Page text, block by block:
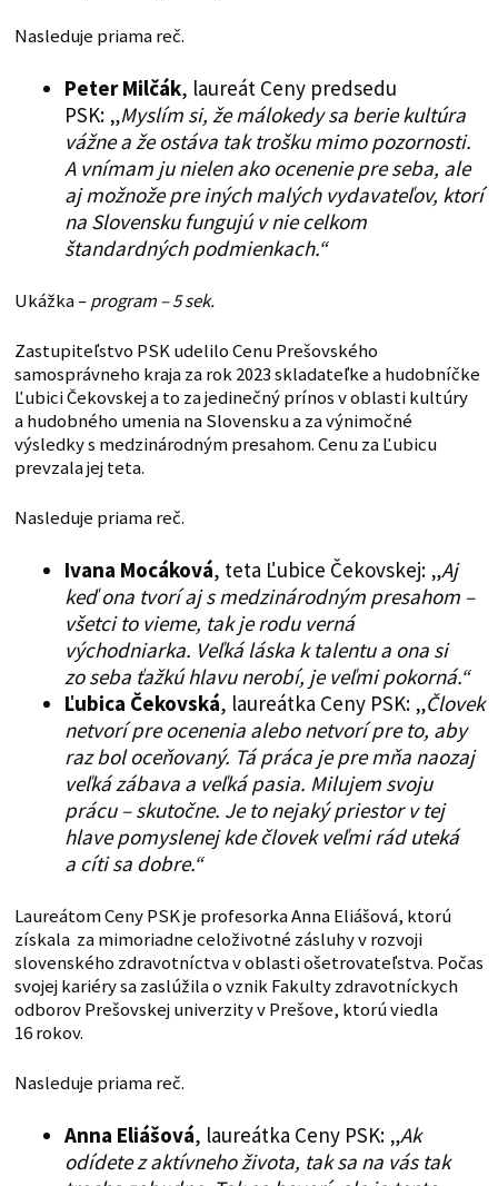
Nasleduje priama reč.
Peter Milčák, laureát Ceny predsedu
PSK: „Myslím si, že málokedy sa berie kultúra
vážne a že ostáva tak trošku mimo pozornosti.
A vnímam ju nielen ako ocenenie pre seba, ale
aj možnože pre iných malých vydavateľov, ktorí
na Slovensku fungujú v nie celkom
štandardných podmienkach.“
Ukážka –program – 5 sek.
Zastupiteľstvo PSK udelilo Cenu Prešovského
samosprávneho kraja za rok 2023 skladateľke a hudobníčke
Ľubici Čekovskej a to za jedinečný prínos v oblasti kultúry
a hudobného umenia na Slovensku a za výnimočné
výsledky s medzinárodným presahom. Cenu za Ľubicu
prevzala jej teta.
Nasleduje priama reč.
Ivana Mocáková, teta Ľubice Čekovskej: „Aj
keď ona tvorí aj s medzinárodným presahom –
všetci to vieme, tak je rodu verná
východniarka. Veľká láska k talentu a ona si
zo seba ťažkú hlavu nerobí, je veľmi pokorná.“
Ľubica Čekovská, laureátka Ceny PSK: „Človek
netvorí pre ocenenia alebo netvorí pre to, aby
raz bol oceňovaný. Tá práca je pre mňa naozaj
veľká zábava a veľká pasia. Milujem svoju
prácu – skutočne. Je to nejaký priestor v tej
hlave pomyslenej kde človek veľmi rád uteká
a cíti sa dobre.“
Laureátom Ceny PSK je profesorka Anna Eliášová, ktorú
získala za mimoriadne celoživotné zásluhy v rozvoji
slovenského zdravotníctva v oblasti ošetrovateľstva. Počas
svojej kariéry sa zaslúžila o vznik Fakulty zdravotníckych
odborov Prešovskej univerzity v Prešove, ktorú viedla
16 rokov.
Nasleduje priama reč.
Anna Eliášová, laureátka Ceny PSK: „Ak
odídete z aktívneho života, tak sa na vás tak